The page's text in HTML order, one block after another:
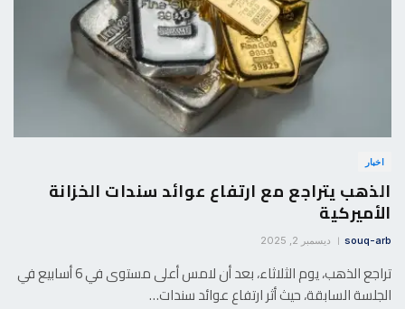
اخبار
الذهب يتراجع مع ارتفاع عوائد سندات الخزانة
الأميركية
souq-arb ديسمبر 2, 2025
تراجع الذهب، يوم الثلاثاء، بعد أن لامس أعلى مستوى في 6 أسابيع في
الجلسة السابقة، حيث أثر ارتفاع عوائد سندات…